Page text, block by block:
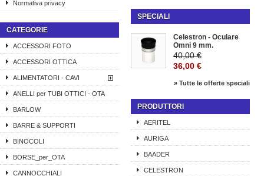
Normativa privacy
CATEGORIE
ACCESSORI FOTO
ACCESSORI OTTICA
ALIMENTATORI - CAVI
ANELLI per TUBI OTTICI - OTA
BARLOW
BARRE & SUPPORTI
BINOCOLI
BORSE_per_OTA
CANNOCCHIALI
SPECIALI
Celestron - Oculare
Omni 9 mm.
40,00 €
36,00 €
» Tutte le offerte speciali
PRODUTTORI
AERITEL
AURIGA
BAADER
CELESTRON